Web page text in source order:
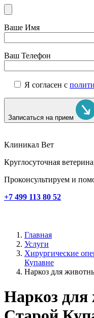
Ваше Имя
Ваш Телефон
Я согласен с
Записаться на прием
Клиникал Вет
Круглосуточная
Проконсультируем и
+7 499 113 80 52
Главная
Услуги
Хирургические
Купавне
Наркоз для
Наркоз